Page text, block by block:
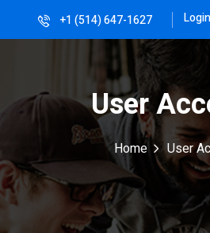
+1 (514) 647-1627
User
Home User
Sign in
Sign in
Don’t have an